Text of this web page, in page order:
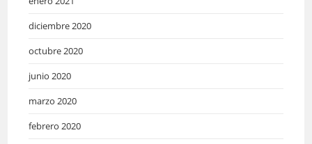
diciembre 2020
octubre 2020
junio 2020
marzo 2020
febrero 2020